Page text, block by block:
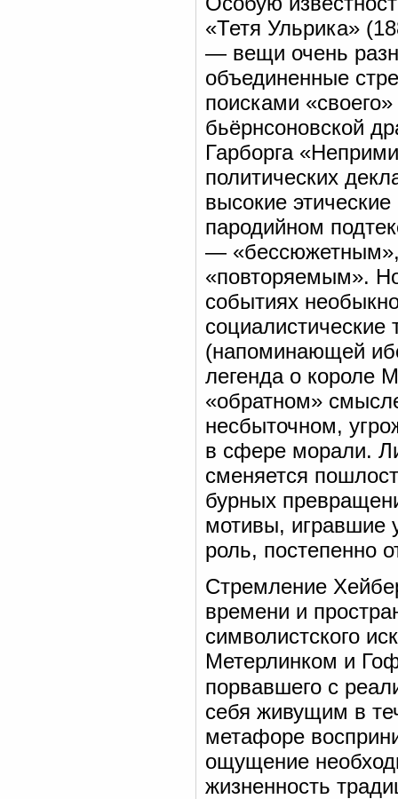
«Тетя Ульрика»
— вещи очень
объединенные
поисками
бьёрнсоновской
Гарборга
политических
высокие
пародийном
— «бессюжетным»,
«повторяемым».
событиях
(напоминающей
легенда о короле
«обратном»
несбыточном,
в сфере морали.
сменяется
бурных
мотивы, игравшие
роль, постепенно
Стремление
времени и
символистского
Метерлинком и
порвавшего с
себя живущим в
метафоре
ощущение
жизненность